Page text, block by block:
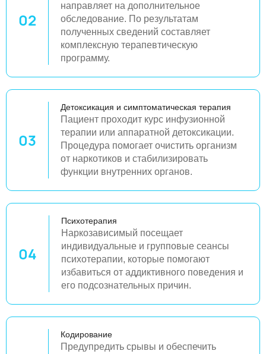
02
направляет на дополнительное
обследование. По результатам
полученных сведений составляет
комплексную терапевтическую
программу.
03
Детоксикация и симптоматическая терапия
Пациент проходит курс инфузионной
терапии или аппаратной детоксикации.
Процедура помогает очистить организм
от наркотиков и стабилизировать
функции внутренних органов.
04
Психотерапия
Наркозависимый посещает
индивидуальные и групповые сеансы
психотерапии, которые помогают
избавиться от аддиктивного поведения и
его подсознательных причин.
Кодирование
Предупредить срывы и обеспечить